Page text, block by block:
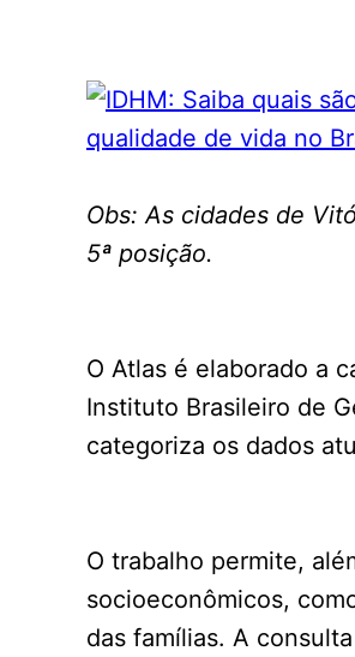
Obs: As cidades de
5ª posição.
O Atlas é elaborado a
Instituto Brasileiro de
categoriza os dados
O trabalho permite,
socioeconômicos,
das famílias. A